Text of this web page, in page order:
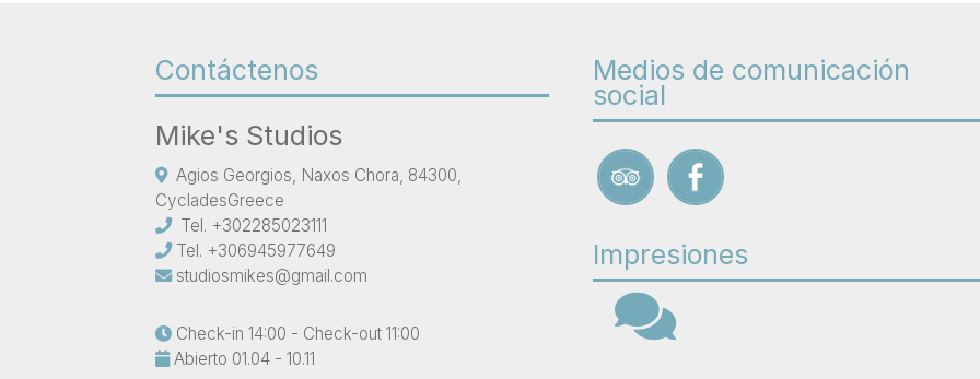
Contáctenos
Mike's Studios
Agios Georgios, Naxos Chora, 84300,
CycladesGreece
Tel. +302285023111
Tel. +306945977649
studiosmikes@gmail.com
Check-in 14:00 - Check-out 11:00
Abierto 01.04 - 10.11
Medios de comunicación
social
Impresiones